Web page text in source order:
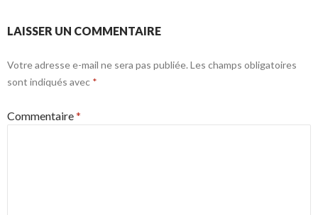
LAISSER UN COMMENTAIRE
Votre adresse e-mail ne sera pas publiée. Les champs obligatoires
sont indiqués avec *
Commentaire*